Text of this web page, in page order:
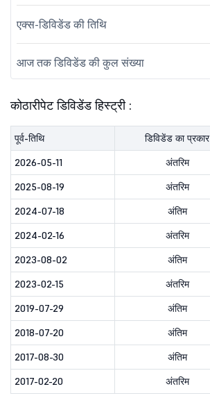
एक्स-डिविडेंड की तिथि
आज तक डिविडेंड की कुल संख्या
कोठारीपेट डिविडेंड हिस्ट्री :
पूर्व-तिथि डिविडेंड का प्रकार
2026-05-11
अंतरिम
2025-08-19
अंतरिम
2024-07-18
अंतिम
2024-02-16
अंतरिम
2023-08-02
अंतिम
2023-02-15
अंतरिम
2019-07-29
अंतिम
2018-07-20
अंतिम
2017-08-30
अंतिम
2017-02-20
अंतरिम